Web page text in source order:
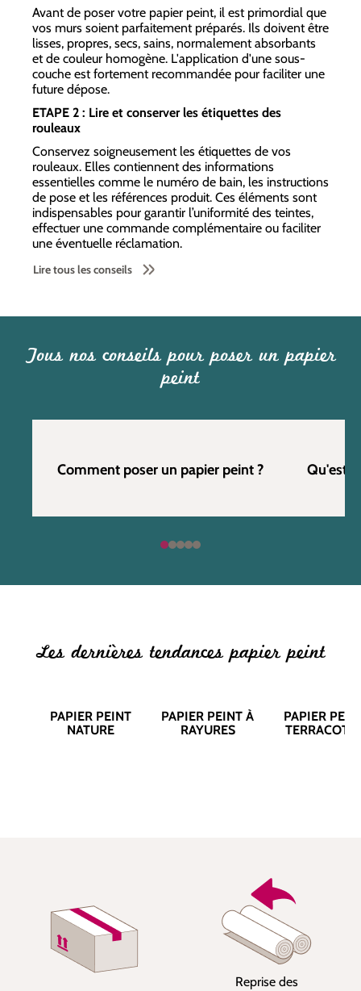
Avant de poser votre papier peint, il est primordial que
vos murs soient parfaitement préparés. Ils doivent être
lisses, propres, secs, sains, normalement absorbants
et de couleur homogène. L'application d'une sous-
couche est fortement recommandée pour faciliter une
future dépose.
ETAPE 2 : Lire et conserver les étiquettes des
rouleaux
Conservez soigneusement les étiquettes de vos
rouleaux. Elles contiennent des informations
essentielles comme le numéro de bain, les instructions
de pose et les références produit. Ces éléments sont
indispensables pour garantir l’uniformité des teintes,
effectuer une commande complémentaire ou faciliter
une éventuelle réclamation.
Lire tous les conseils
Tous nos conseils pour poser un papier
peint
Comment poser un papier peint ? Qu'est
Les dernières tendances papier peint
PAPIER PEINT
NATURE
PAPIER PEINT À
RAYURES
PAPIER
Reprise des